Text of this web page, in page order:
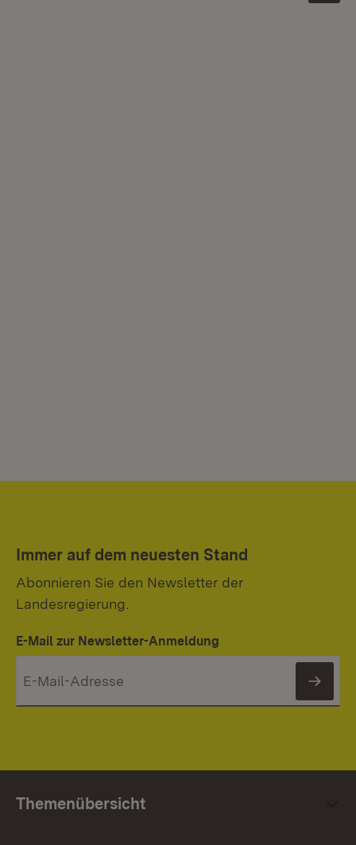
Immer auf dem neuesten Stand
Abonnieren Sie den Newsletter der
Landesregierung.
E-Mail zur Newsletter-Anmeldung
Themenübersicht